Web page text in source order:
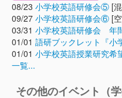
08/23 小学校英語研修会⑤ [
09/27 小学校英語研修会⑥ [
03/31 小学校英語研修会 年
01/01 語研ブックレット『小
01/01 小学校英語授業研究希
一覧...
その他のイベント（